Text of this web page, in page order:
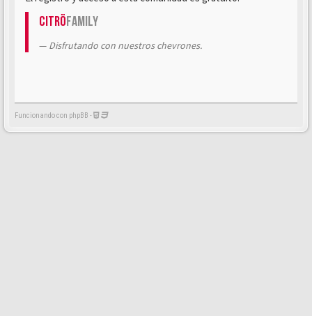
CitröFamily
Disfrutando con nuestros chevrones.
Funcionando con phpBB -